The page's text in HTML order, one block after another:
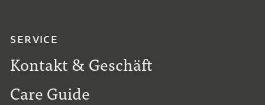
SERVICE
Kontakt & Geschäft
Care Guide